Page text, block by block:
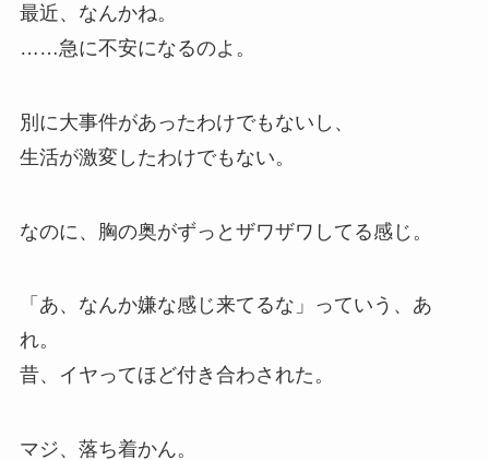
最近、なんかね。
……急に不安になるのよ。
別に大事件があったわけでもないし、
生活が激変したわけでもない。
なのに、胸の奥がずっとザワザワしてる感じ。
「あ、なんか嫌な感じ来てるな」っていう、あ
れ。
昔、イヤってほど付き合わされた。
マジ、落ち着かん。